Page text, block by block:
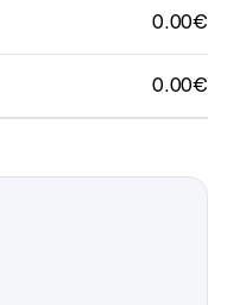
0.00€
0.00€